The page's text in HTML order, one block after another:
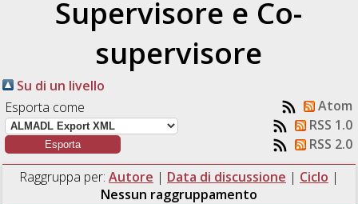
Supervisore e Co-
supervisore
Su di un livello
Esporta come
Atom
RSS 1.0
RSS 2.0
Raggruppa per: Autore | Data di discussione | Ciclo |
Nessun raggruppamento